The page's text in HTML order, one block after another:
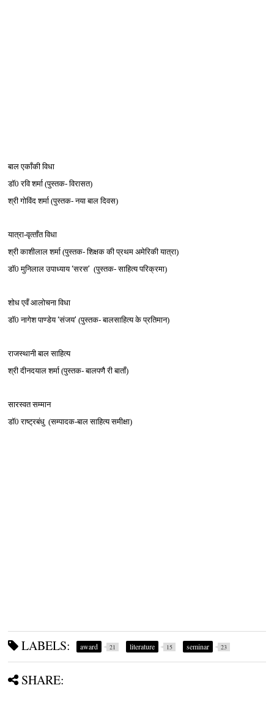
बाल एकाँकी विधा
डॉ0 रवि शर्मा (पुस्‍तक- विरासत)
श्री गोविंद शर्मा (पुस्‍तक- नया बाल दिवस)
यात्रा-वृत्‍ताँत विधा
श्री काशीलाल शर्मा (पुस्‍तक- शिक्षक की प्रथम अमेरिकी यात्रा)
डॉ0 मुनिलाल उपाध्‍याय‘सरस’ (पुस्‍तक- साहित्‍य परिक्रमा)
शोध एवँ आलोचना विधा
डॉ0 नागेश पाण्‍डेय‘संजय’ (पुस्‍तक- बालसाहित्‍य के प्रतिमान)
राजस्‍थानी बाल साहित्‍य
श्री दीनदयाल शर्मा (पुस्‍तक- बालपणै री बाताँ)
सारस्‍वत सम्‍मान
डॉ0 राष्‍ट्रबंधु (सम्‍पादक-बाल साहित्‍य समीक्षा)
LABELS: award 21 literature 15 seminar 23
SHARE: